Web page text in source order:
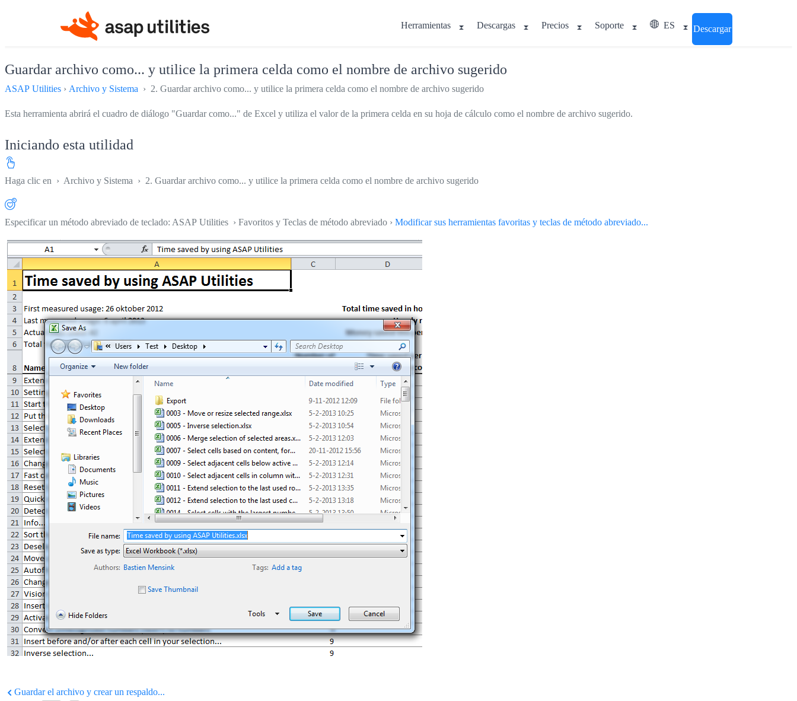
Herramientas Descargas Precios Soporte ES Descargar
Guardar archivo como... y utilice la primera celda como el nombre de archivo sugerido
ASAP Utilities › Archivo y Sistema › 2. Guardar archivo como... y utilice la primera celda como el nombre de archivo sugerido
Esta herramienta abrirá el cuadro de diálogo "Guardar como..." de Excel y utiliza el valor de la primera celda en su hoja de cálculo como el nombre de archivo sugerido.
Iniciando esta utilidad
Haga clic en › Archivo y Sistema › 2. Guardar archivo como... y utilice la primera celda como el nombre de archivo sugerido
Especificar un método abreviado de teclado: ASAP Utilities › Favoritos y Teclas de método abreviado › Modificar sus herramientas favoritas y teclas de método abreviado...
Guardar el archivo y crear un respaldo...